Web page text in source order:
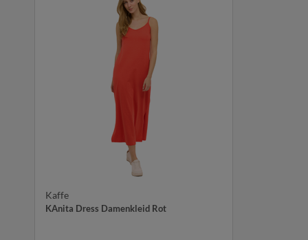
Kaffe
KAnita Dress Damenkleid Rot